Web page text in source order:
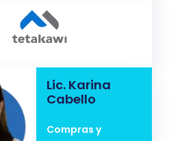
Lic. Karina
Cabello
Compras y